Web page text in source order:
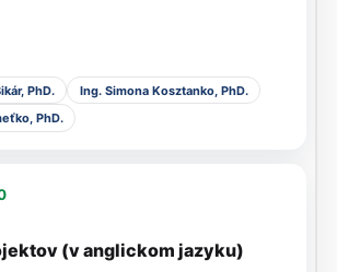
PhD.
Ing. Simona Kosztanko, PhD.
PhD.
(v anglickom jazyku)